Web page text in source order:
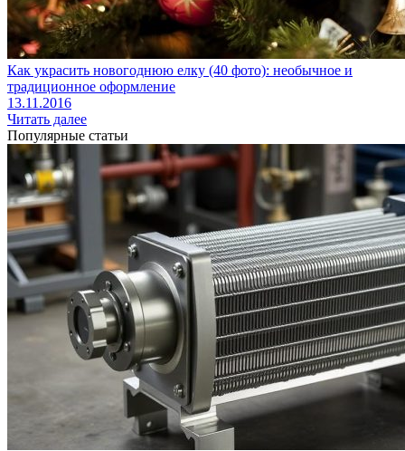
Как украсить новогоднюю елку (40 фото): необычное и
традиционное оформление
13.11.2016
Читать далее
Популярные статьи